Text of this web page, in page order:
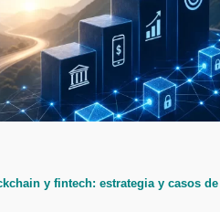
y fintech: estrategia y casos de